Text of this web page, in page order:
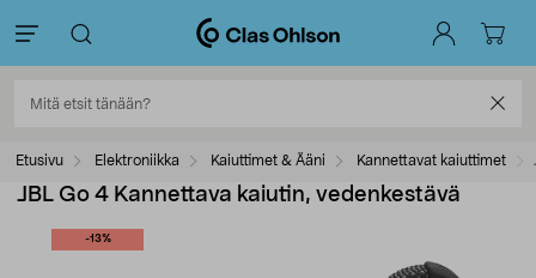
Etusivu Elektroniikka Kaiuttimet & Ääni Kannettavat kaiuttimet
JBL Go 4 Kannettava kaiutin, vedenkestävä
-13%